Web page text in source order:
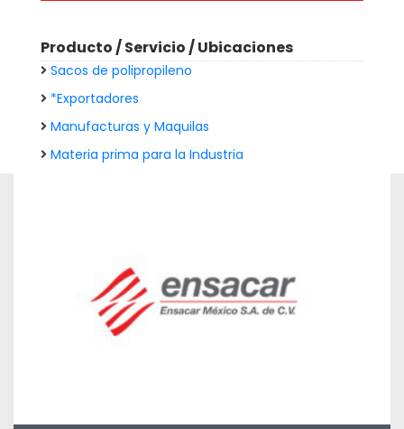
Producto / Servicio / Ubicaciones
Sacos de polipropileno
*Exportadores
Manufacturas y Maquilas
Materia prima para la Industria